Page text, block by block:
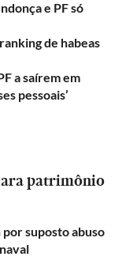
e PF só
de habeas
a saírem em
pessoais’
patrimônio
por suposto abuso